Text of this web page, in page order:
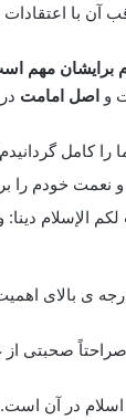
آن با
برایشان مهم
و اصل امامت
را کامل
نعمت خودم را
دینا:
ی بالای
صراحتاً صحبتی
در آن است.